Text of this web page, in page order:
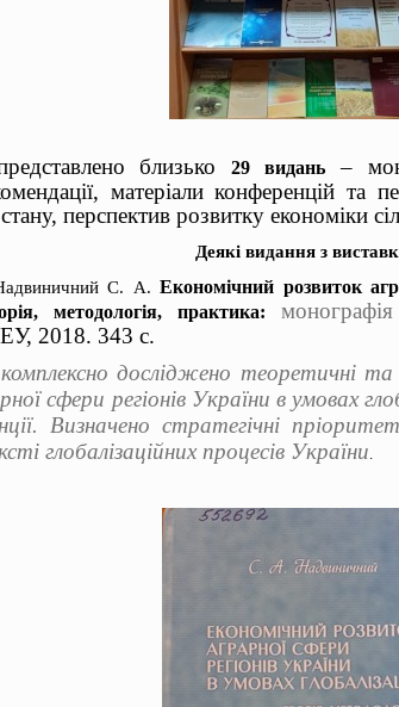
близько29 видань
–
матеріали конференцій та
перспектив розвитку економіки
Деякі видання з
С. А.Економічний розвиток
методологія, практика:
2018. 343 с.
досліджено теоретичні та
сфери регіонів України в умовах
Визначено стратегічні
глобалізаційних процесів України.